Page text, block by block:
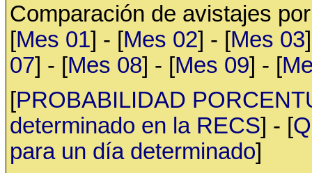
Comparación de avistajes
[Mes 01] - [Mes 02] - [Mes 03
07] - [Mes 08] - [Mes 09] - [
[PROBABILIDAD
determinado en la RECS] - [
para un día determinado]